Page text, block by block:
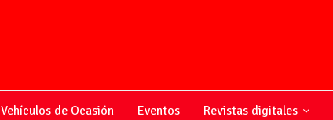
Vehículos de Ocasión Eventos Revistas digitales